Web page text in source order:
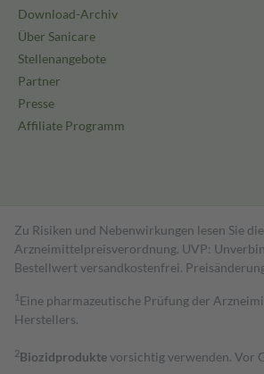
Download-Archiv
Über Sanicare
Stellenangebote
Partner
Presse
Affiliate Programm
Zu Risiken und Nebenwirkungen lesen Sie
Arzneimittelpreisverordnung. UVP:
Bestell­wert versand­kosten­frei.
1 Eine pharmazeutische Prüfung der
Herstellers.
2Biozidproduktevorsichtig verwenden. Vor